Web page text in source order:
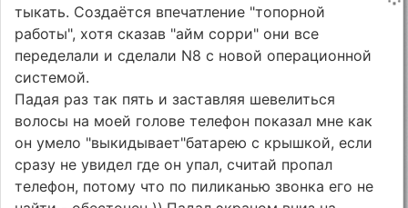
тыкать. Создаётся впечатление "топорной
работы", хотя сказав "айм сорри" они все
переделали и сделали N8 с новой операционной
системой.
Падая раз так пять и заставляя шевелиться
волосы на моей голове телефон показал мне как
он умело "выкидывает"батарею с крышкой, если
сразу не увидел где он упал, считай пропал
телефон, потому что по пиликанью звонка его не